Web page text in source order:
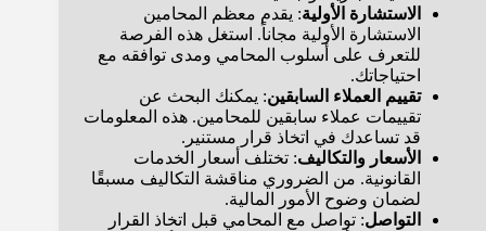
الاستشارة الأولية: يقدم معظم المحامين
الاستشارة الأولية مجاناً. استغل هذه الفرصة
للتعرف على أسلوب المحامي ومدى توافقه مع
احتياجاتك.
تقييم العملاء السابقين: يمكنك البحث عن
تقييمات عملاء سابقين للمحامين. هذه المعلومات
قد تساعدك في اتخاذ قرار مستنير.
الأسعار والتكاليف: تختلف أسعار الخدمات
القانونية. من الضروري مناقشة التكاليف مسبقًا
لضمان وضوح الأمور المالية.
التواصل: تواصل مع المحامي قبل اتخاذ القرار